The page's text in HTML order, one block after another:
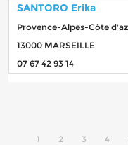
SANTORO Erika
Provence-Alpes-Côte
13000 MARSEILLE
07 67 42 93 14
1 2 3 4